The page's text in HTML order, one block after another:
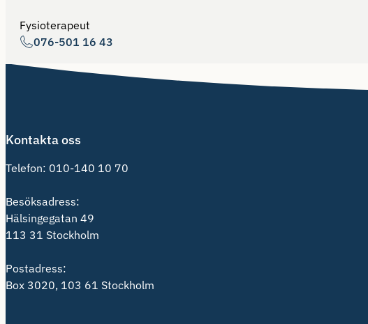
Fysioterapeut
076-501 16 43
Kontakta oss
Telefon: 010-140 10 70
Besöksadress:
Hälsingegatan 49
113 31 Stockholm
Postadress:
Box 3020, 103 61 Stockholm